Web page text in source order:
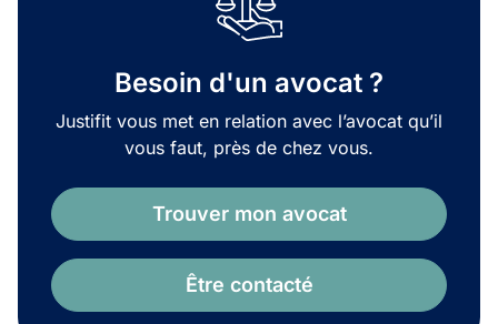
Besoin d'un avocat ?
Justifit vous met en relation avec l’avocat qu’il
vous faut, près de chez vous.
Trouver mon avocat
Être contacté